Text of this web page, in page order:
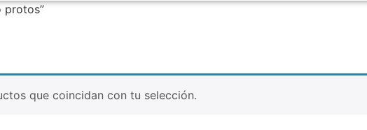
protos”
que coincidan con tu selección.